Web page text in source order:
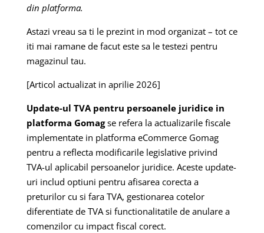
din platforma.
Astazi vreau sa ti le prezint in mod organizat – tot ce
iti mai ramane de facut este sa le testezi pentru
magazinul tau.
[Articol actualizat in aprilie 2026]
Update-ul TVA pentru persoanele juridice in
platforma Gomagse refera la actualizarile fiscale
implementate in platforma eCommerce Gomag
pentru a reflecta modificarile legislative privind
TVA-ul aplicabil persoanelor juridice. Aceste update-
uri includ optiuni pentru afisarea corecta a
preturilor cu si fara TVA, gestionarea cotelor
diferentiate de TVA si functionalitatile de anulare a
comenzilor cu impact fiscal corect.